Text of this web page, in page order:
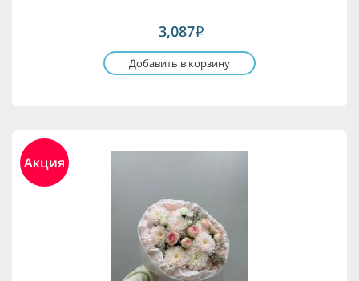
3,087i
Добавить в корзину
Акция